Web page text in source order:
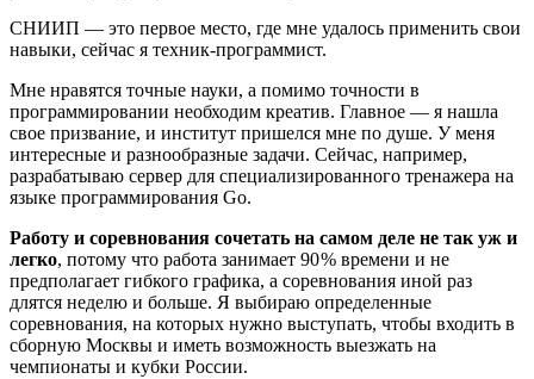
СНИИП — ​это первое место, где мне удалось применить свои
навыки, сейчас я техник-программист.
Мне нравятся точные науки, а помимо точности в
программировании необходим креатив. Главное — ​я нашла
свое призвание, и институт пришелся мне по душе. У меня
интересные и разнообразные задачи. Сейчас, например,
разрабатываю сервер для специализированного тренажера на
языке программирования Go.
Работу и соревнования сочетать на самом деле не так уж и
легко, потому что работа занимает 90 % времени и не
предполагает гибкого графика, а соревнования иной раз
длятся неделю и больше. Я выбираю определенные
соревнования, на которых нужно выступать, чтобы входить в
сборную Москвы и иметь возможность выезжать на
чемпионаты и кубки России.